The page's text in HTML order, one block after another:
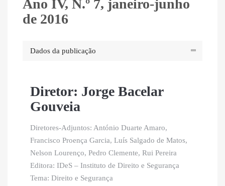
Ano IV, N.º 7, janeiro-junho
de 2016
Dados da publicação
Diretor: Jorge Bacelar
Gouveia
Diretores-Adjuntos: António Duarte Amaro,
Francisco Proença Garcia, Luís Salgado de Matos,
Nelson Lourenço, Pedro Clemente, Rui Pereira
Editora: IDeS – Instituto de Direito e Segurança
Tema: Direito e Segurança